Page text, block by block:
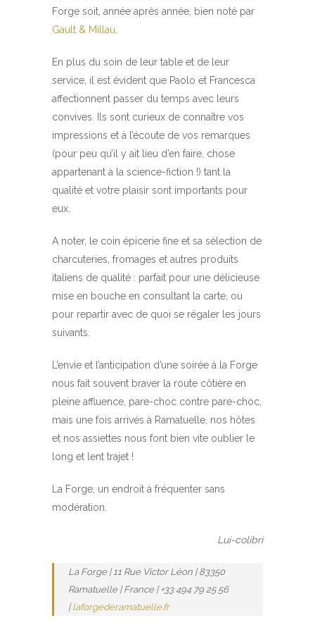
Forge soit, année après année, bien noté par
Gault & Millau
En plus du soin de leur table et de leur
service, il est évident que Paolo et Francesca
affectionnent passer du temps avec leurs
convives. Ils sont curieux de connaître vos
impressions et à l’écoute de vos remarques
(pour peu qu’il y ait lieu d’en faire, chose
appartenant à la science-fiction !) tant la
qualité et votre plaisir sont importants pour
eux.
A noter, le coin épicerie fine et sa sélection de
charcuteries, fromages et autres produits
italiens de qualité : parfait pour une délicieuse
mise en bouche en consultant la carte, ou
pour repartir avec de quoi se régaler les jours
suivants.
L’envie et l’anticipation d’une soirée à la Forge
nous fait souvent braver la route côtière en
pleine affluence, pare-choc contre pare-choc,
mais une fois arrivés à Ramatuelle, nos hôtes
et nos assiettes nous font bien vite oublier le
long et lent trajet !
La Forge, un endroit à fréquenter sans
modération.
Lui-colibri
La Forge | 11 Rue Victor Léon | 83350
Ramatuelle | France | +33 494 79 25 56
|laforgederamatuelle.fr